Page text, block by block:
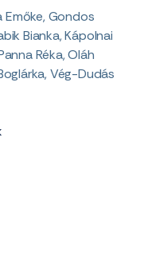
Emőke, Gondos
Bianka, Kápolnai
Réka, Oláh
Vég-Dudás